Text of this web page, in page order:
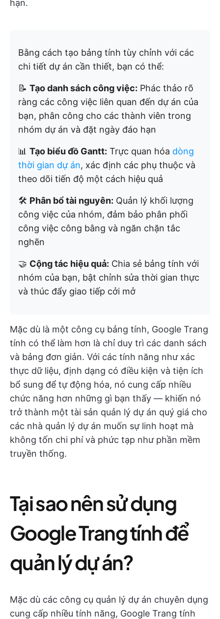
hạn.
Bằng cách tạo bảng tính tùy chỉnh với các
chi tiết dự án cần thiết, bạn có thể:
📝 Tạo danh sách công việc: Phác thảo rõ
ràng các công việc liên quan đến dự án của
bạn, phân công cho các thành viên trong
nhóm dự án và đặt ngày đáo hạn
📊 Tạo biểu đồ Gantt: Trực quan hóa dòng
thời gian dự án, xác định các phụ thuộc và
theo dõi tiến độ một cách hiệu quả
🛠️ Phân bổ tài nguyên: Quản lý khối lượng
công việc của nhóm, đảm bảo phân phối
công việc công bằng và ngăn chặn tắc
nghẽn
🤝 Cộng tác hiệu quả: Chia sẻ bảng tính với
nhóm của bạn, bật chỉnh sửa thời gian thực
và thúc đẩy giao tiếp cởi mở
Mặc dù là một công cụ bảng tính, Google Trang
tính có thể làm hơn là chỉ duy trì các danh sách
và bảng đơn giản. Với các tính năng như xác
thực dữ liệu, định dạng có điều kiện và tiện ích
bổ sung để tự động hóa, nó cung cấp nhiều
chức năng hơn những gì bạn thấy — khiến nó
trở thành một tài sản quản lý dự án quý giá cho
các nhà quản lý dự án muốn sự linh hoạt mà
không tốn chi phí và phức tạp như phần mềm
truyền thống.
Tại sao nên sử dụng
Google Trang tính để
quản lý dự án?
Mặc dù các công cụ quản lý dự án chuyên dụng
cung cấp nhiều tính năng, Google Trang tính